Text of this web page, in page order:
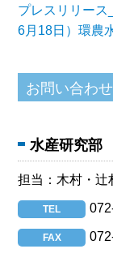
プレスリリー
6月18日）環農
水産研究部
担当：木村・辻
TEL
FAX